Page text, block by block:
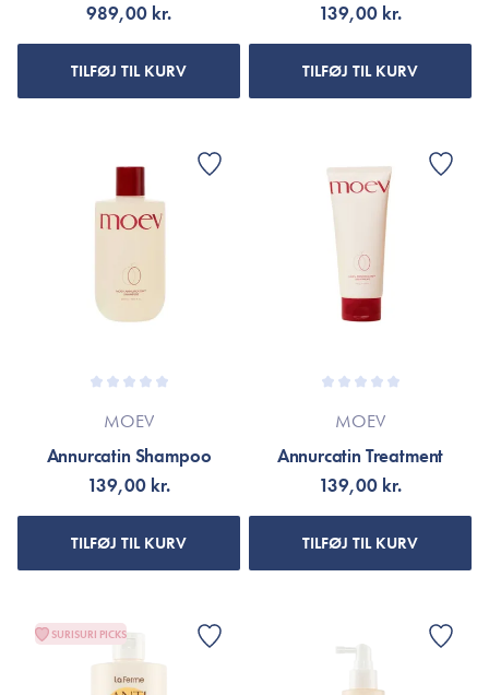
989,00 kr.
TILFØJ TIL KURV
139,00 kr.
TILFØJ TIL KURV
MOEV
Annurcatin Shampoo
139,00 kr.
TILFØJ TIL KURV
MOEV
Annurcatin Treatment
139,00 kr.
TILFØJ TIL KURV
SURISURI PICKS